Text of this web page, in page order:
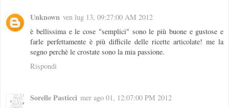
Unknown ven lug 13, 09:27:00 AM 2012
è bellissima e le cose "semplici" sono le più buone e gustose e
farle perfettamente è più difficile delle ricette articolate! me la
segno perchè le crostate sono la mia passione.
Rispondi
Sorelle Pasticci mer ago 01, 12:07:00 PM 2012